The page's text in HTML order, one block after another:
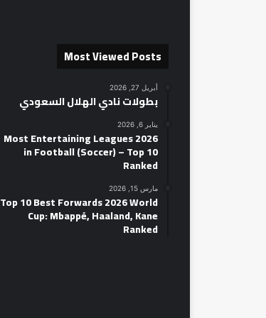
Most Viewed Posts
أبريل 27, 2026
بطولات نادي الهلال السعودي
يناير 6, 2026
2026 Most Entertaining Leagues
in Football (Soccer) – Top 10
Ranked
مارس 15, 2026
Top 10 Best Forwards 2026 World
Cup: Mbappé, Haaland, Kane
Ranked